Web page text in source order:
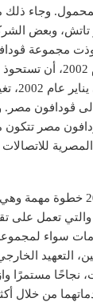
وجاء ذلك
تاتش، وبعض
استحوذت مجموعة
استطاعت في عام
الدولي
مصر
شهد عام 2006 خطوة
والتي تعمل على
سواء
التعهيد
نجاحًا مستمرًا